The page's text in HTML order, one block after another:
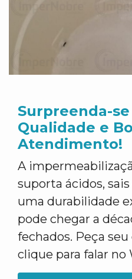
Surpreenda-
Qualidade e
Atendimento!
A
suporta ácidos,
uma durabilidade
pode chegar a
fechados. Peça
clique para falar no